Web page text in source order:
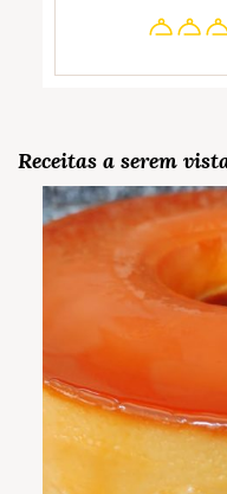
Receitas a serem